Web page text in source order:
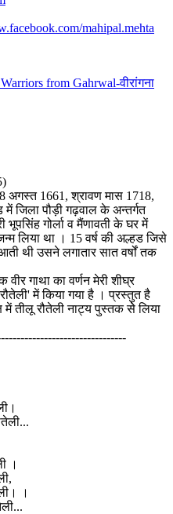
mahipal.mehta
from Gahrwal-वीरांगना
1661, श्रावण मास 1718,
में जिला पौड़ी गढ़वाल के अन्तर्गत
भूपसिंह गोर्ला व मैंणावती के घर में
लिया था । 15 वर्ष की अल्हड जिसे
थी उसने लगातार सात वर्षों तक
गाथा का वर्णन मेरी शीघ्र
में किया गया है । प्रस्तुत है
में तीलू रौतेली नाट्य पुस्तक सेे लिया
।
।